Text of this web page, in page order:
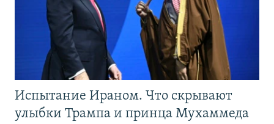
Испытание Ираном. Что скрывают
улыбки Трампа и принца Мухаммеда